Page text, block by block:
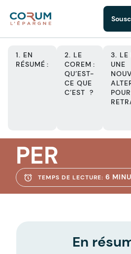
1. EN
RÉSUMÉ :
2. LE
COREM :
QU’EST-
CE QUE
C’EST ?
3. LE
UNE
Le
COREM
PER
TEMPS DE LECTURE: 6
En